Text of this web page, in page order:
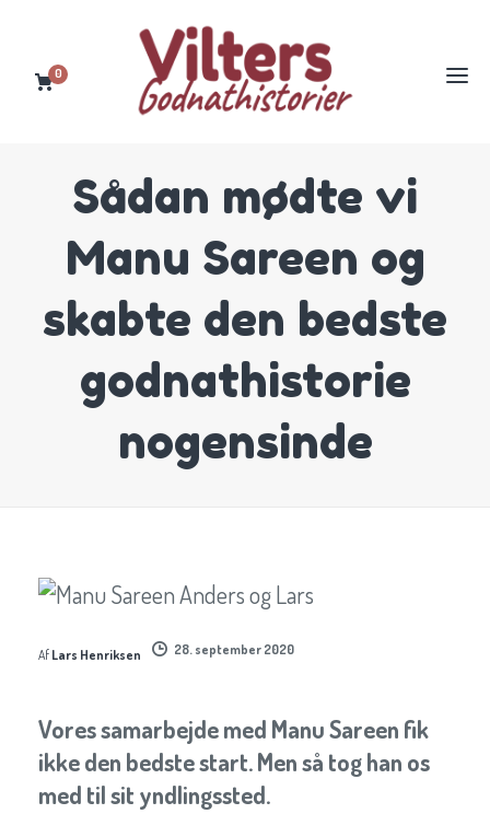
0
Sådan mødte vi
Manu Sareen og
skabte den bedste
godnathistorie
nogensinde
Af Lars Henriksen 28. september 2020
Vores samarbejde med Manu Sareen fik
ikke den bedste start. Men så tog han os
med til sit yndlingssted.